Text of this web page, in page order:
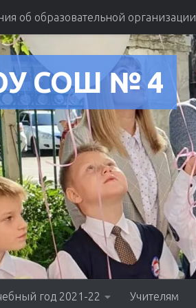
об образовательной организации
СОШ № 4
год 2021-22 Учителям